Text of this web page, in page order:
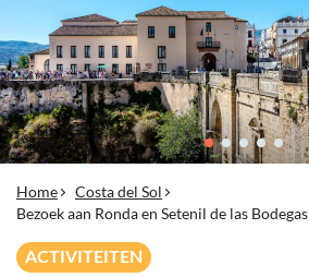
Home
Costa del Sol
Bezoek aan Ronda en Setenil de las Bodegas
ACTIVITEITEN